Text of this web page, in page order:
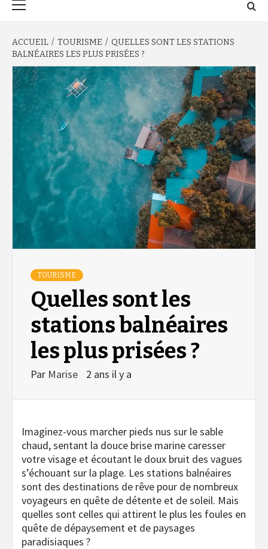
ACCUEIL TOURISME
QUELLES SONT LES STATIONS
BALNÉAIRES LES PLUS PRISÉES ?
TOURISME
Quelles sont les
stations balnéaires
les plus prisées ?
Par Marise 2 ans il y a
Imaginez-vous marcher pieds nus sur le sable
chaud, sentant la douce brise marine caresser
votre visage et écoutant le doux bruit des vagues
s’échouant sur la plage. Les stations balnéaires
sont des destinations de rêve pour de nombreux
voyageurs en quête de détente et de soleil. Mais
quelles sont celles qui attirent le plus les foules en
quête de dépaysement et de paysages
paradisiaques ?